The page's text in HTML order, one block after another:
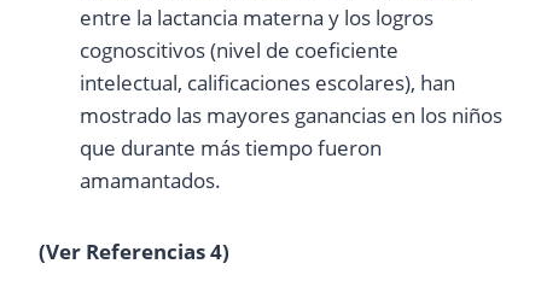
entre la lactancia materna y los logros
cognoscitivos (nivel de coeficiente
intelectual, calificaciones escolares), han
mostrado las mayores ganancias en los niños
que durante más tiempo fueron
amamantados.
(Ver Referencias 4)